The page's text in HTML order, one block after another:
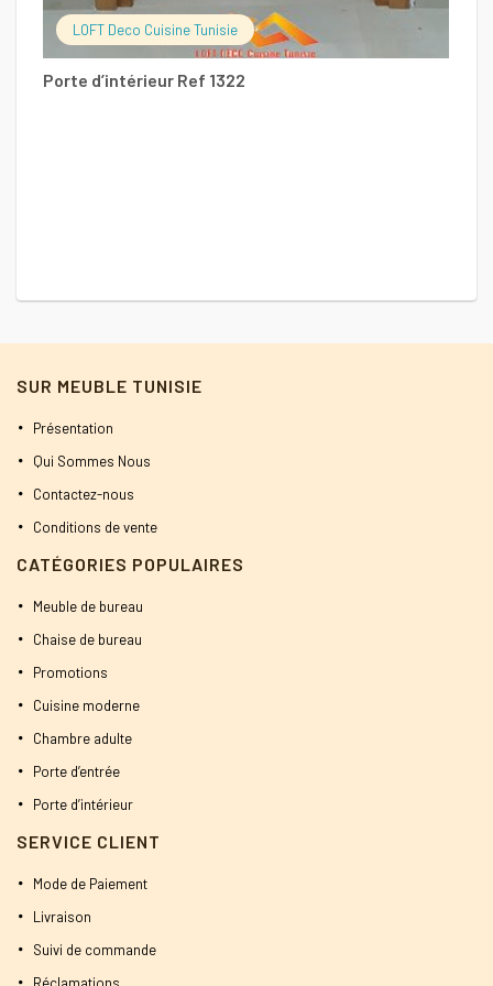
LOFT Deco Cuisine Tunisie
Porte d’intérieur Ref 1322
SUR MEUBLE TUNISIE
Présentation
Qui Sommes Nous
Contactez-nous
Conditions de vente
CATÉGORIES POPULAIRES
Meuble de bureau
Chaise de bureau
Promotions
Cuisine moderne
Chambre adulte
Porte d’entrée
Porte d’intérieur
SERVICE CLIENT
Mode de Paiement
Livraison
Suivi de commande
Réclamations